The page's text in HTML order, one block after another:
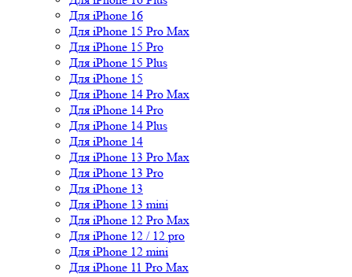
Для iPhone 16
Для iPhone 15 Pro Max
Для iPhone 15 Pro
Для iPhone 15 Plus
Для iPhone 15
Для iPhone 14 Pro Max
Для iPhone 14 Pro
Для iPhone 14 Plus
Для iPhone 14
Для iPhone 13 Pro Max
Для iPhone 13 Pro
Для iPhone 13
Для iPhone 13 mini
Для iPhone 12 Pro Max
Для iPhone 12 / 12 pro
Для iPhone 12 mini
Для iPhone 11 Pro Max